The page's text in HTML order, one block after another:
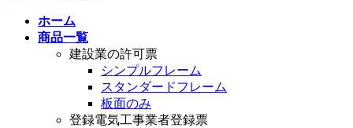
ホーム
商品一覧
建設業の許可票
シンプルフレーム
スタンダードフレーム
板面のみ
登録電気工事業者登録票